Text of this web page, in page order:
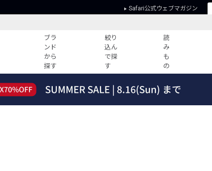
Safari公式ウェブマガジン
ブラ
ンド
から
探す
絞り
込ん
で探
す
読
み
も
の
すべての記事